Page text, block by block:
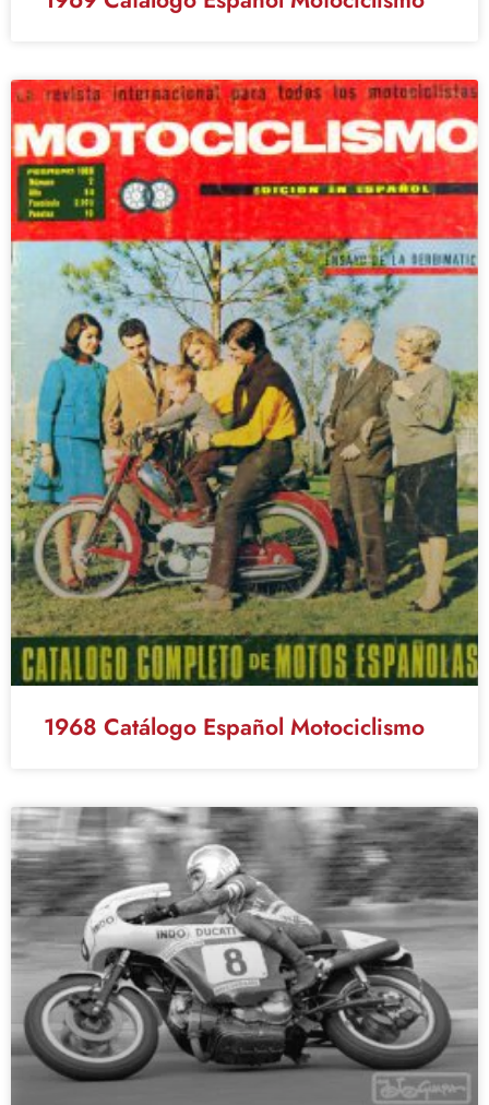
1968 Catálogo Español Motociclismo